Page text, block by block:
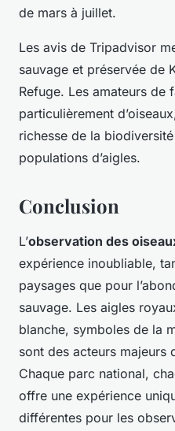
de mars à juillet.
Les avis de Tripadvisor
sauvage et préservée de
Refuge. Les amateurs de
particulièrement
richesse de la
populations d’aigles.
Conclusion
L’observation des
expérience inoubliable,
paysages que pour
sauvage. Les aigles
blanche, symboles de la
sont des acteurs majeurs
Chaque parc national,
offre une expérience
différentes pour les